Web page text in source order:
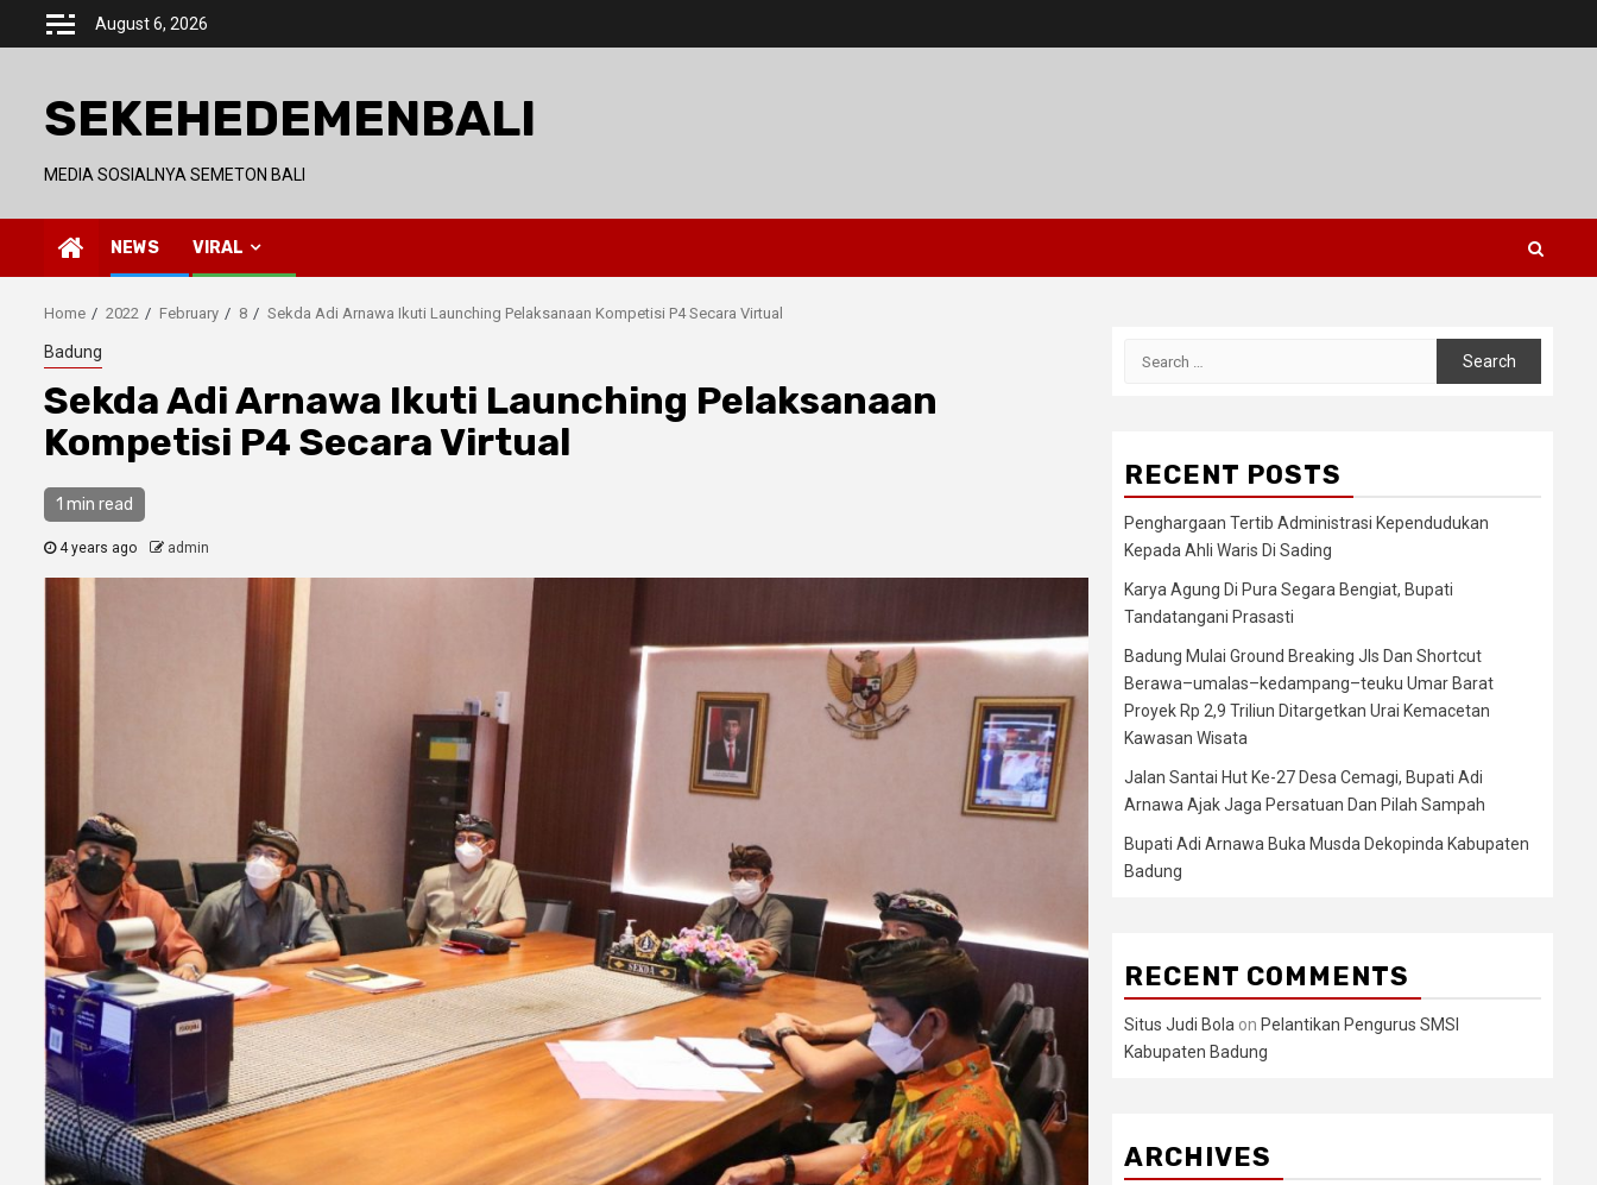
August 6, 2026
SEKEHEDEMENBALI
MEDIA SOSIALNYA SEMETON BALI
NEWS VIRAL
Home 2022 February 8 Sekda Adi Arnawa Ikuti Launching Pelaksanaan Kompetisi P4 Secara Virtual
Badung
Sekda Adi Arnawa Ikuti Launching Pelaksanaan
Kompetisi P4 Secara Virtual
1 min read
4 years ago admin
RECENT POSTS
Penghargaan Tertib Administrasi Kependudukan
Kepada Ahli Waris Di Sading
Karya Agung Di Pura Segara Bengiat, Bupati
Tandatangani Prasasti
Badung Mulai Ground Breaking Jls Dan Shortcut
Berawa–umalas–kedampang–teuku Umar Barat
Proyek Rp 2,9 Triliun Ditargetkan Urai Kemacetan
Kawasan Wisata
Jalan Santai Hut Ke-27 Desa Cemagi, Bupati Adi
Arnawa Ajak Jaga Persatuan Dan Pilah Sampah
Bupati Adi Arnawa Buka Musda Dekopinda Kabupaten
Badung
RECENT COMMENTS
Situs Judi Bola on Pelantikan Pengurus SMSI
Kabupaten Badung
ARCHIVES